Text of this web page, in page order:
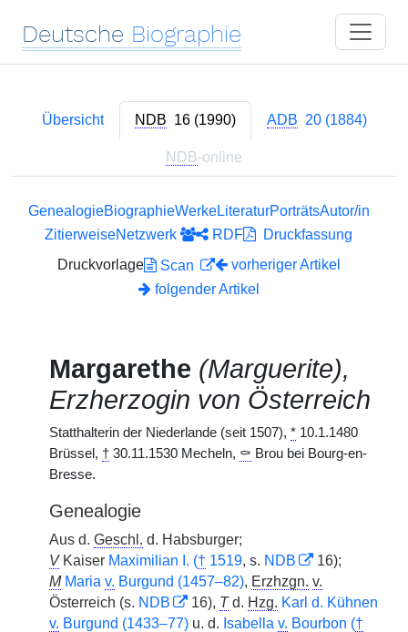
Deutsche Biographie
Übersicht NDB 16 (1990) ADB 20 (1884)
NDB-online
GenealogieBiographieWerkeLiteraturPorträtsAutor/in
ZitierweiseNetzwerk RDF
Druckfassung
Druckvorlage
Scan
vorheriger Artikel
folgender Artikel
Margarethe (Marguerite),
Erzherzogin von Österreich
Statthalterin der Niederlande (seit 1507), * 10.1.1480
Brüssel, † 30.11.1530 Mecheln, ⚰ Brou bei Bourg-en-
Bresse.
Genealogie
Aus d. Geschl. d. Habsburger;
VKaiser Maximilian I. († 1519, s. NDB
16);
M Maria v. Burgund (1457–82), Erzhzgn. v.
Österreich (s. NDB 16), Td. Hzg. Karl d. Kühnen
v. Burgund (1433–77) u. d. Isabella v. Bourbon (†